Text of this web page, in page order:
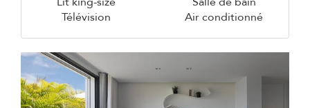
Télévision
Air conditionné